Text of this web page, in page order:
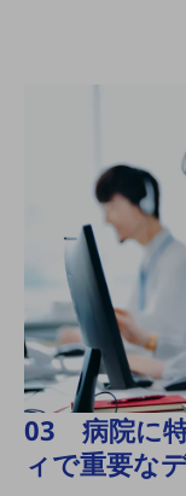
小売・卸売業
地域産業
その他の業界はこちら
ゲーム感覚で見つける
ビジネスお悩み診断
NTTドコモビジネス
オンラインショップ
モバイル・ICTサービスを
03 病院に
ィで重要な